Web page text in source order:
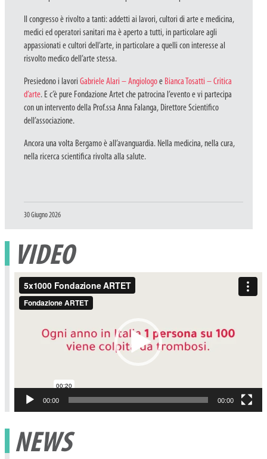
Il congresso è rivolto a tanti: addetti ai lavori, cultori di arte e medicina,
medici ed operatori sanitari ma è aperto a tutti, in particolare agli
appassionati e cultori dell’arte, in particolare a quelli con interesse al
risvolto medico dell’arte stessa.
Presiedono i lavori Gabriele Alari – Angiologoe Bianca Tosatti – Critica
d’arte. E c’è pure Fondazione Artet che patrocina l’evento e vi partecipa
con un intervento della Prof.ssa Anna Falanga, Direttore Scientifico
dell’associazione.
Ancora una volta Bergamo è all’avanguardia. Nella medicina, nella cura,
nella ricerca scientifica rivolta alla salute.
Pubblicato
30 Giugno 2026
VIDEO
Video
Player
00:00 00:00
NEWS